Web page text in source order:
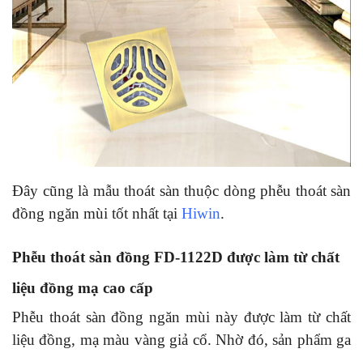
Đây cũng là mẫu thoát sàn thuộc dòng phễu thoát sàn
đồng ngăn mùi tốt nhất tại Hiwin.
Phễu thoát sàn đồng FD-1122D được làm từ chất
liệu đồng mạ cao cấp
Phễu thoát sàn đồng ngăn mùi này được làm từ chất
liệu đồng, mạ màu vàng giả cổ. Nhờ đó, sản phẩm ga